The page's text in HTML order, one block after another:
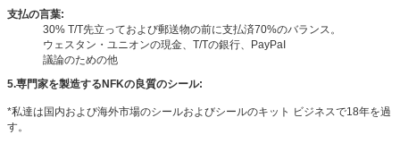
支払の言葉:
30% T/T先立っておよび郵送物の前に支払済70%のバランス。
ウェスタン・ユニオンの現金、T/Tの銀行、PayPaI
議論のための他
5.専門家を製造するNFKの良質のシール:
*私達は国内および海外市場のシールおよびシールのキット ビジネスで18年を過
す。